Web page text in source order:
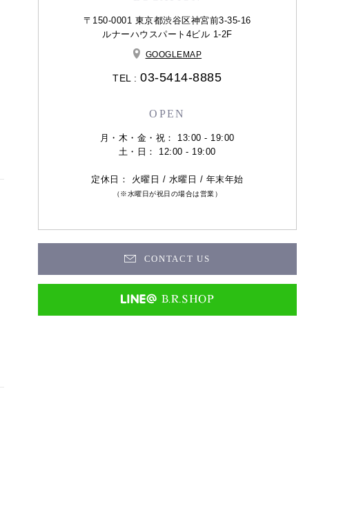
〒150-0001 東京都渋谷区神宮前3-35-16
ルナーハウスパート4ビル 1-2F
GOOGLEMAP
TEL :03-5414-8885
OPEN
月・木・金・祝： 13:00 - 19:00
土・日： 12:00 - 19:00
定休日： 火曜日 / 水曜日 / 年末年始
（※水曜日が祝日の場合は営業）
CONTACT US